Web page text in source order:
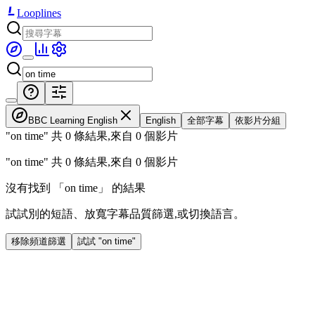
Looplines
BBC Learning English English 全部字幕 依影片分組
"on time" 共 0 條結果,來自 0 個影片
"on time" 共 0 條結果,來自 0 個影片
沒有找到 「on time」 的結果
試試別的短語、放寬字幕品質篩選,或切換語言。
移除頻道篩選 試試 "on time"